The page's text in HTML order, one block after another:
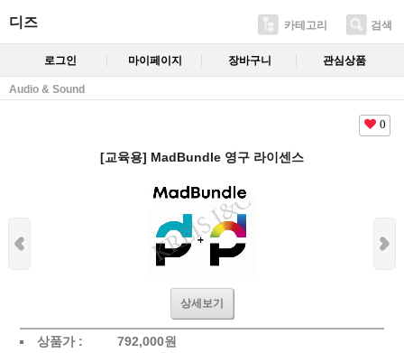
디즈 카테고리 검색
로그인 마이페이지 장바구니 관심상품
Audio & Sound
0
[교육용] MadBundle 영구 라이센스
상세보기
상품가 :
792,000원